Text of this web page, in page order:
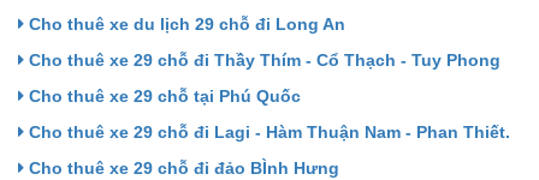
Cho thuê xe du lịch 29 chỗ đi Long An
Cho thuê xe 29 chỗ đi Thầy Thím - Cổ Thạch - Tuy Phong
Cho thuê xe 29 chỗ tại Phú Quốc
Cho thuê xe 29 chỗ đi Lagi - Hàm Thuận Nam - Phan Thiết.
Cho thuê xe 29 chỗ đi đảo BÌnh Hưng